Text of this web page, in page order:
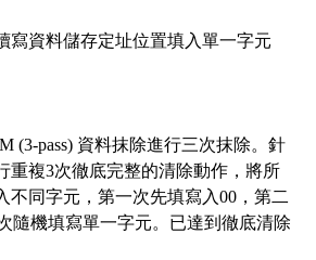
寫資料儲存定址位置填入單一字元
(3-pass) 資料抹除進行三次抹除。針
重複3次徹底完整的清除動作，將所
不同字元，第一次先填寫入00，第二
隨機填寫單一字元。已達到徹底清除